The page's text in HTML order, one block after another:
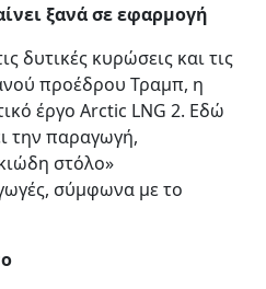
ξανά σε εφαρμογή
δυτικές κυρώσεις και τις
προέδρου Τραμπ, η
έργο Arctic LNG 2. Εδώ
την παραγωγή,
στόλο»
σύμφωνα με το